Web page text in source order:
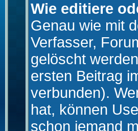
Wie editiere
Genau wie mit
Verfasser,
gelöscht
ersten Beitrag
verbunden).
hat, können
schon jemand